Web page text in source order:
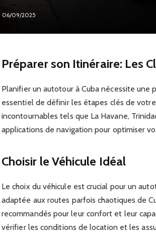
06/09/2025
Préparer son Itinéraire: Les
Planifier un autotour à Cuba nécessite
essentiel de définir les étapes clés de
incontournables tels que La Havane,
applications de navigation pour optimiser
Choisir le Véhicule Idéal
Le choix du véhicule est crucial pour un
adaptée aux routes parfois chaotiques de
recommandés pour leur confort et leur
vérifier les conditions de location et les